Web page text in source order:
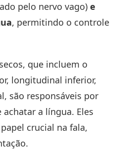
pelo nervo vago) e
, permitindo o controle
que incluem o
longitudinal inferior,
são responsáveis por
a língua. Eles
crucial na fala,